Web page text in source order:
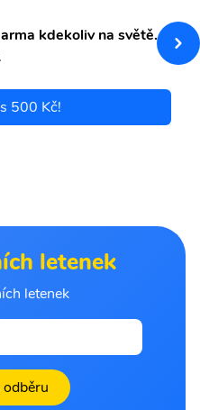
kdekoliv na světě.
500 Kč!
letenek
letenek